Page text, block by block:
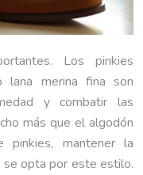
Los pinkies
lana merina fina son
y combatir las
más que el algodón
pinkies, mantener la
se opta por este estilo.